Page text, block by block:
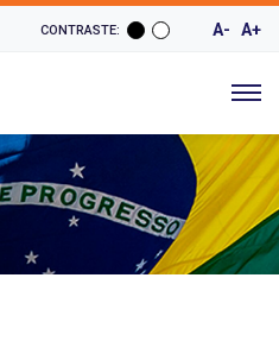
CONTRASTE: A- A+